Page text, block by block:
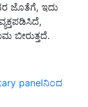
ಜೊತೆಗೆ, ಇದು
panelನಿಂದ